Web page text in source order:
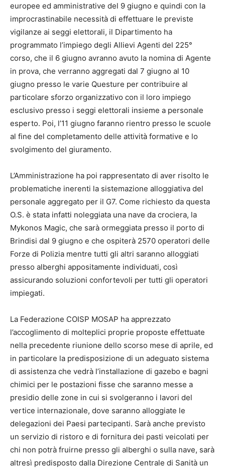
europee ed amministrative del 9 giugno e quindi con la
improcrastinabile necessità di effettuare le previste
vigilanze ai seggi elettorali, il Dipartimento ha
programmato l’impiego degli Allievi Agenti del 225°
corso, che il 6 giugno avranno avuto la nomina di Agente
in prova, che verranno aggregati dal 7 giugno al 10
giugno presso le varie Questure per contribuire al
particolare sforzo organizzativo con il loro impiego
esclusivo presso i seggi elettorali insieme a personale
esperto. Poi, l’11 giugno faranno rientro presso le scuole
al fine del completamento delle attività formative e lo
svolgimento del giuramento.
L’Amministrazione ha poi rappresentato di aver risolto le
problematiche inerenti la sistemazione alloggiativa del
personale aggregato per il G7. Come richiesto da questa
O.S. è stata infatti noleggiata una nave da crociera, la
Mykonos Magic, che sarà ormeggiata presso il porto di
Brindisi dal 9 giugno e che ospiterà 2570 operatori delle
Forze di Polizia mentre tutti gli altri saranno alloggiati
presso alberghi appositamente individuati, così
assicurando soluzioni confortevoli per tutti gli operatori
impiegati.
La Federazione COISP MOSAP ha apprezzato
l’accoglimento di molteplici proprie proposte effettuate
nella precedente riunione dello scorso mese di aprile, ed
in particolare la predisposizione di un adeguato sistema
di assistenza che vedrà l’installazione di gazebo e bagni
chimici per le postazioni fisse che saranno messe a
presidio delle zone in cui si svolgeranno i lavori del
vertice internazionale, dove saranno alloggiate le
delegazioni dei Paesi partecipanti. Sarà anche previsto
un servizio di ristoro e di fornitura dei pasti veicolati per
chi non potrà fruirne presso gli alberghi o sulla nave, sarà
altresì predisposto dalla Direzione Centrale di Sanità un